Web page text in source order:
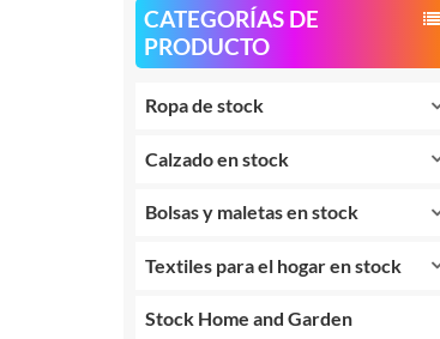
CATEGORÍAS DE
PRODUCTO
Ropa de stock
Calzado en stock
Bolsas y maletas en stock
Textiles para el hogar en stock
Stock Home and Garden